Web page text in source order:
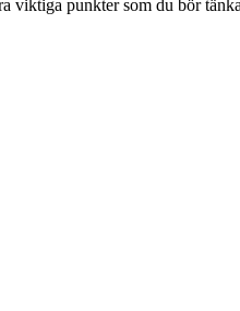
viktiga punkter som du bör